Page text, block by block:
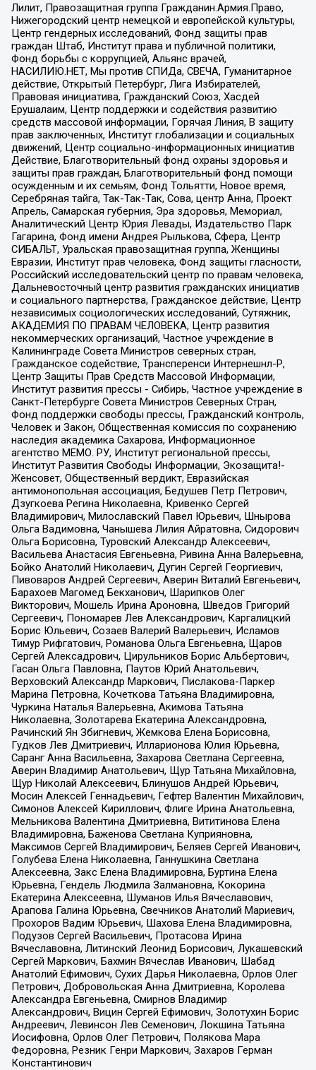
Лилит, Правозащитная группа Гражданин.Армия.Право,
Нижегородский центр немецкой и европейской культуры,
Центр гендерных исследований, Фонд защиты прав
граждан Штаб, Институт права и публичной политики,
Фонд борьбы с коррупцией, Альянс врачей,
НАСИЛИЮ.НЕТ, Мы против СПИДа, СВЕЧА, Гуманитарное
действие, Открытый Петербург, Лига Избирателей,
Правовая инициатива, Гражданский Союз, Хасдей
Ерушалаим, Центр поддержки и содействия развитию
средств массовой информации, Горячая Линия, В защиту
прав заключенных, Институт глобализации и социальных
движений, Центр социально-информационных инициатив
Действие, Благотворительный фонд охраны здоровья и
защиты прав граждан, Благотворительный фонд помощи
осужденным и их семьям, Фонд Тольятти, Новое время,
Серебряная тайга, Так-Так-Так, Сова, центр Анна, Проект
Апрель, Самарская губерния, Эра здоровья, Мемориал,
Аналитический Центр Юрия Левады, Издательство Парк
Гагарина, Фонд имени Андрея Рылькова, Сфера, Центр
СИБАЛЬТ, Уральская правозащитная группа, Женщины
Евразии, Институт прав человека, Фонд защиты гласности,
Российский исследовательский центр по правам человека,
Дальневосточный центр развития гражданских инициатив
и социального партнерства, Гражданское действие, Центр
независимых социологических исследований, Сутяжник,
АКАДЕМИЯ ПО ПРАВАМ ЧЕЛОВЕКА, Центр развития
некоммерческих организаций, Частное учреждение в
Калининграде Совета Министров северных стран,
Гражданское содействие, Трансперенси Интернешнл-Р,
Центр Защиты Прав Средств Массовой Информации,
Институт развития прессы - Сибирь, Частное учреждение в
Санкт-Петербурге Совета Министров Северных Стран,
Фонд поддержки свободы прессы, Гражданский контроль,
Человек и Закон, Общественная комиссия по сохранению
наследия академика Сахарова, Информационное
агентство МЕМО. РУ, Институт региональной прессы,
Институт Развития Свободы Информации, Экозащита!-
Женсовет, Общественный вердикт, Евразийская
антимонопольная ассоциация, Бедушев Петр Петрович,
Дзугкоева Регина Николаевна, Кривенко Сергей
Владимирович, Милославский Павел Юрьевич, Шнырова
Ольга Вадимовна, Чанышева Лилия Айратовна, Сидорович
Ольга Борисовна, Туровский Александр Алексеевич,
Васильева Анастасия Евгеньевна, Ривина Анна Валерьевна,
Бойко Анатолий Николаевич, Дугин Сергей Георгиевич,
Пивоваров Андрей Сергеевич, Аверин Виталий Евгеньевич,
Барахоев Магомед Бекханович, Шарипков Олег
Викторович, Мошель Ирина Ароновна, Шведов Григорий
Сергеевич, Пономарев Лев Александрович, Каргалицкий
Борис Юльевич, Созаев Валерий Валерьевич, Исламов
Тимур Рифгатович, Романова Ольга Евгеньевна, Щаров
Сергей Алексадрович, Цирульников Борис Альбертович,
Гасан Ольга Павловна, Паутов Юрий Анатольевич,
Верховский Александр Маркович, Пислакова-Паркер
Марина Петровна, Кочеткова Татьяна Владимировна,
Чуркина Наталья Валерьевна, Акимова Татьяна
Николаевна, Золотарева Екатерина Александровна,
Рачинский Ян Збигневич, Жемкова Елена Борисовна,
Гудков Лев Дмитриевич, Илларионова Юлия Юрьевна,
Саранг Анна Васильевна, Захарова Светлана Сергеевна,
Аверин Владимир Анатольевич, Щур Татьяна Михайловна,
Щур Николай Алексеевич, Блинушов Андрей Юрьевич,
Мосин Алексей Геннадьевич, Гефтер Валентин Михайлович,
Симонов Алексей Кириллович, Флиге Ирина Анатольевна,
Мельникова Валентина Дмитриевна, Вититинова Елена
Владимировна, Баженова Светлана Куприяновна,
Максимов Сергей Владимирович, Беляев Сергей Иванович,
Голубева Елена Николаевна, Ганнушкина Светлана
Алексеевна, Закс Елена Владимировна, Буртина Елена
Юрьевна, Гендель Людмила Залмановна, Кокорина
Екатерина Алексеевна, Шуманов Илья Вячеславович,
Арапова Галина Юрьевна, Свечников Анатолий Мариевич,
Прохоров Вадим Юрьевич, Шахова Елена Владимировна,
Подузов Сергей Васильевич, Протасова Ирина
Вячеславовна, Литинский Леонид Борисович, Лукашевский
Сергей Маркович, Бахмин Вячеслав Иванович, Шабад
Анатолий Ефимович, Сухих Дарья Николаевна, Орлов Олег
Петрович, Добровольская Анна Дмитриевна, Королева
Александра Евгеньевна, Смирнов Владимир
Александрович, Вицин Сергей Ефимович, Золотухин Борис
Андреевич, Левинсон Лев Семенович, Локшина Татьяна
Иосифовна, Орлов Олег Петрович, Полякова Мара
Федоровна, Резник Генри Маркович, Захаров Герман
Константинович